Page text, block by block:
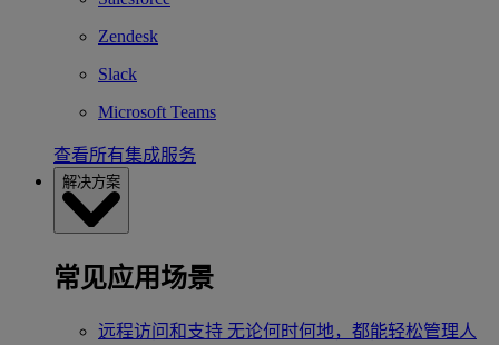
Zendesk
Slack
Microsoft Teams
查看所有集成服务
解决方案
常见应用场景
远程访问和支持 无论何时何地，都能轻松管理人